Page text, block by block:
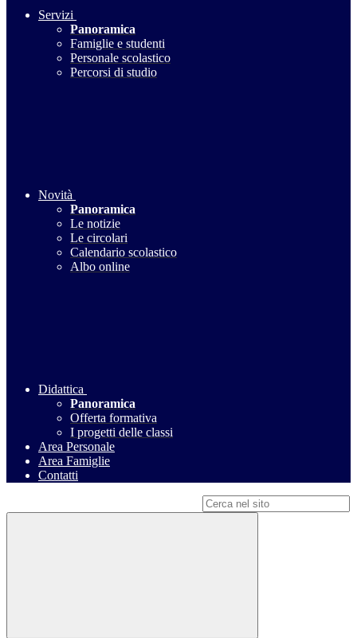
Servizi
Panoramica
Famiglie e studenti
Personale scolastico
Percorsi di studio
Novità
Panoramica
Le notizie
Le circolari
Calendario scolastico
Albo online
Didattica
Panoramica
Offerta formativa
I progetti delle classi
Area Personale
Area Famiglie
Contatti